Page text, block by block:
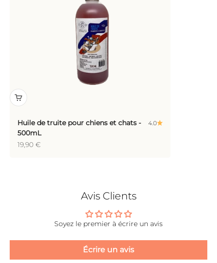
Huile de truite pour chiens et chats -
500mL
4.0
Prix de vente
19,90 €
Avis Clients
Soyez le premier à écrire un avis
Écrire un avis